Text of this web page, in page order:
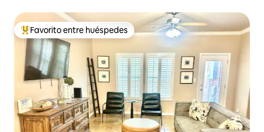
De los mejores en Favorito entre huéspedes
Favorito entre huéspedes